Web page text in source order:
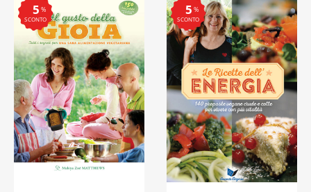
%
SCONTO
5 %
SCONTO
5